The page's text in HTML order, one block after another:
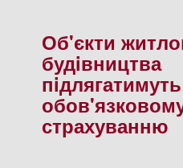
Об'єкти
будiвництва
пiдлягатимуть
страхуванню